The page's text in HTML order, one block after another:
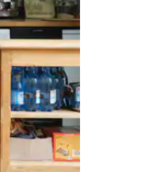
とができます。